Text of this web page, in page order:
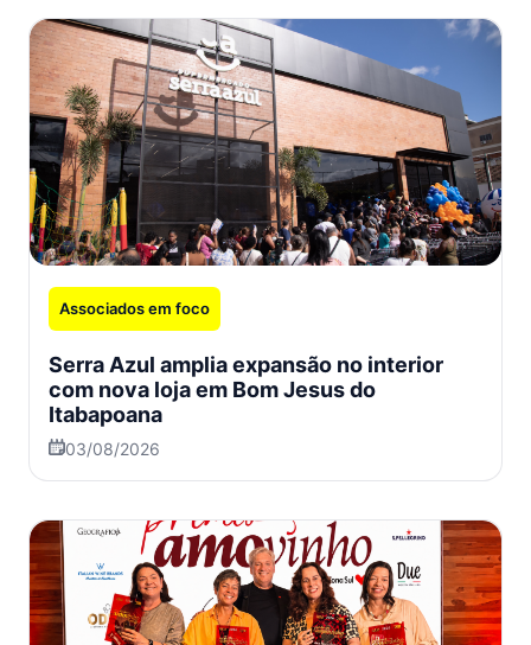
Associados em foco
Serra Azul amplia expansão no interior
com nova loja em Bom Jesus do
Itabapoana
03/08/2026